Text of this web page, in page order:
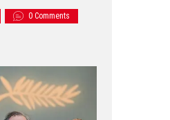
0 Comments